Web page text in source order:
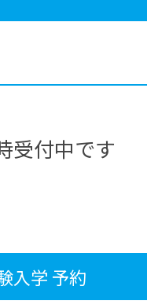
受付中です
入学 予約